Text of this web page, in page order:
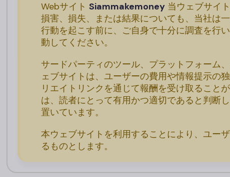
Webサイト Siammakemoney当ウェブサイ
損害、損失、または結果についても、当社は
行動を起こす前に、ご自身で十分に調査を行
動してください。
サードパーティのツール、プラットフォーム
ェブサイトは、ユーザーの費用や情報提示の
リエイトリンクを通じて報酬を受け取ること
は、読者にとって有用かつ適切であると判断
置いています。
本ウェブサイトを利用することにより、ユー
るものとします。